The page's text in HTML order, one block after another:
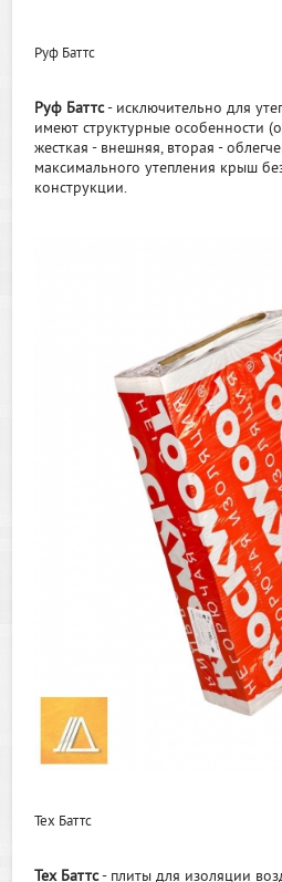
Руф Баттс
Руф Баттс- исключительно для
имеют структурные особенности
жесткая - внешняя, вторая -
максимального утепления крыш
конструкции.
Тех Баттс
Тех Баттс- плиты для изоляции